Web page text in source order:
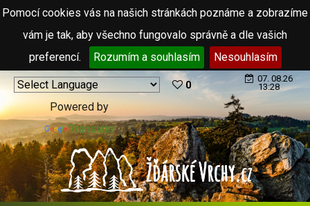
Pomocí cookies vás na našich stránkách poznáme a zobrazíme
vám je tak, aby všechno fungovalo správně a dle vašich
preferencí.
Rozumím a souhlasím Nesouhlasím
Powered by
Translate
0
07. 08.26
13:28